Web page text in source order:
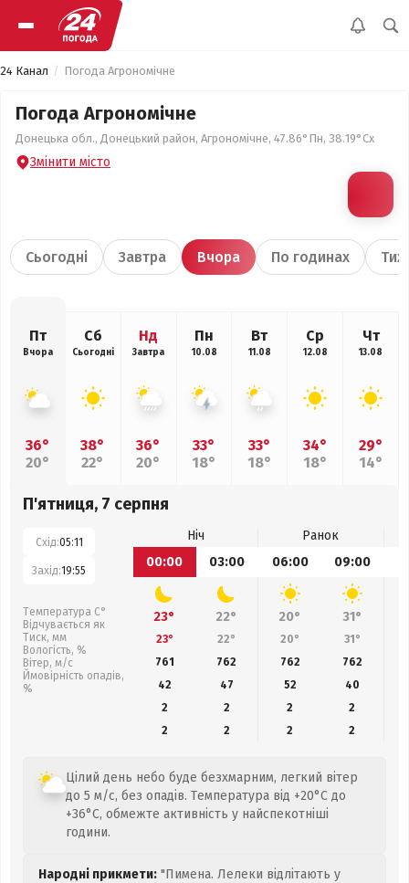
24 Канал Погода Агрономічне
Погода Агрономічне
Донецька обл., Донецький район, Агрономічне, 47.86°Пн, 38.19°Сх
Змінити місто
Сьогодні Завтра Вчора По годинах
Пт
Вчора
36°
20°
Сб
Сьогодні
38°
22°
Нд
Завтра
36°
20°
Пн
10.08
33°
18°
Вт
11.08
33°
18°
Ср
12.08
34°
18°
Чт
13.08
29°
14°
П'ятниця, 7 серпня
Схід:05:11
Захід:19:55
Температура С°
Відчувається як
Тиск, мм
Вологість, %
Вітер, м/с
Ймовірність опадів,
%
Ніч
Ранок
00:00
03:00 06:00 09:00
23° 22° 20° 31°
23° 22° 20° 31°
761
762 762 762
42
47 52 40
2
2 2
2
2
2 2 2
Цілий день небо буде безхмарним, легкий вітер
до 5 м/с, без опадів. Температура від +20°C до
+36°C, обмежте активність у найспекотніші
години.
Народні прикмети: "Пимена. Лелеки відлітають у